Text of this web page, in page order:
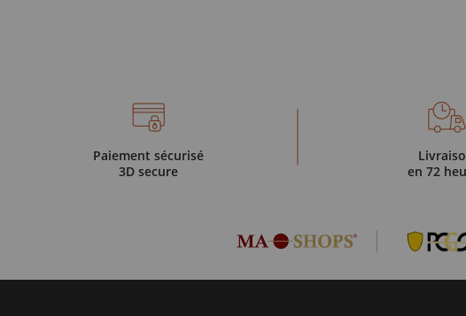
Paiement sécurisé
3D secure
en 72